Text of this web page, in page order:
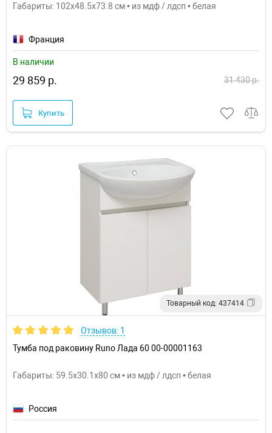
Габариты: 102x48.5x73.8 см • из мдф / лдсп • белая
Франция
В наличии
29 859 р. 31 430 р.
Купить
Товарный код: 437414
Отзывов: 1
Тумба под раковину Runo Лада 60 00-00001163
Габариты: 59.5x30.1x80 см • из мдф / лдсп • белая
Россия